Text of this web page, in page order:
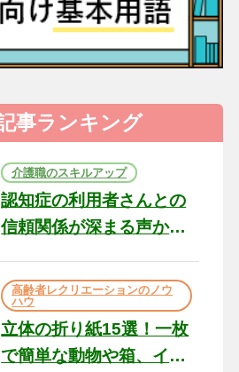
事ランキング
介護職のスキルアップ
認知症の利用者さんとの
信頼関係が深まる声かけ
の現場から（22）
高齢者レクリエーションのノウ
ハウ
立体の折り紙15選！一枚
で簡単な動物や箱、イン